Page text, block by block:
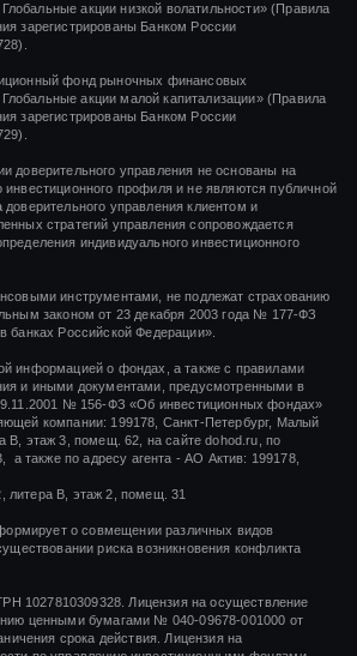
акции низкой волатильности»(Правила
зарегистрированы Банком России
фонд рыночных финансовых
акции малой капитализации»(Правила
зарегистрированы Банком России
доверительного управления не основаны на
инвестиционного профиля и не являются публичной
управления клиентом и
стратегий управления сопровождается
индивидуального инвестиционного
инструментами, не подлежат страхованию
законом от 23 декабря 2003 года № 177-ФЗ
банках Российской Федерации».
информацией о фондах, а также с правилами
и иными документами, предусмотренными в
№ 156-ФЗ «Об инвестиционных фондах»
компании: 199178, Санкт-Петербург, Малый
В, этаж 3, помещ. 62, на сайте dohod.ru, по
а также по адресу агента - АО Актив: 199178,
литера В, этаж 2, помещ. 31
о совмещении различных видов
риска возникновения конфликта
Лицензия на осуществление
ценными бумагами № 040-09678-001000 от
срока действия. Лицензия на